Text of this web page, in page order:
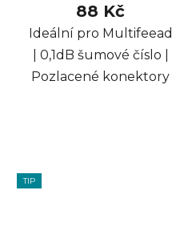
88 Kč
Ideální pro Multifeead
| 0,1dB šumové číslo |
Pozlacené konektory
TIP